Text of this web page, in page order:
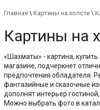
Главная \ Картины на холсте \
Картины на
«Шахматы» - картина,
магазине, подчеркнет
предпочтения обладателя.
фантазийные и сказочные
дополнят интерьер
Можно выбрать фото в